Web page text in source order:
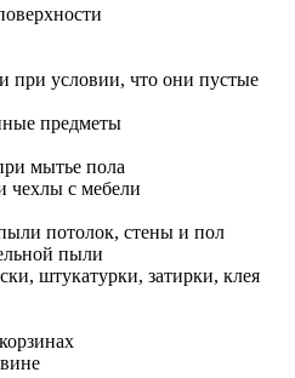
условии, что они пустые
предметы
мытье пола
чехлы с мебели
потолок, стены и пол
пыли
штукатурки, затирки, клея